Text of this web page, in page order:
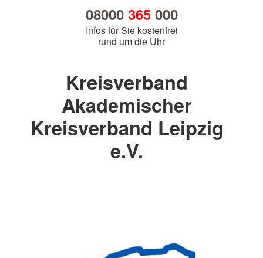
08000 365000
Infos für Sie kostenfrei
rund um die Uhr
Kreisverband
Akademischer
Kreisverband Leipzig
e.V.